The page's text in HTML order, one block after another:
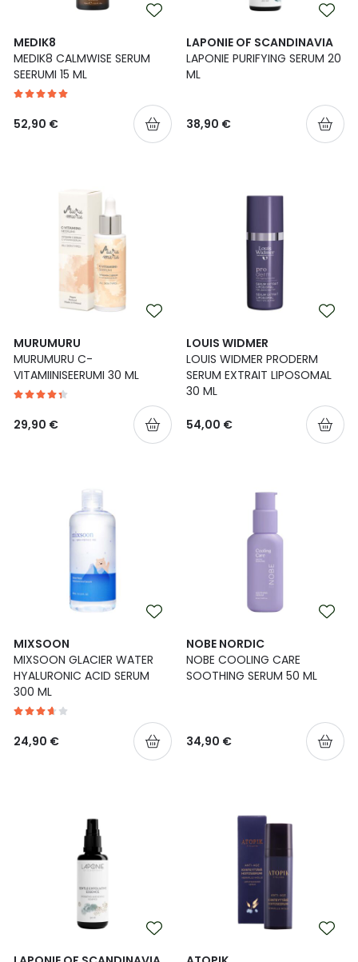
MEDIK8
MEDIK8 CALMWISE SERUM
SEERUMI 15 ML
52,90 €
LAPONIE OF SCANDINAVIA
LAPONIE PURIFYING SERUM 20
ML
38,90 €
MURUMURU
MURUMURU C-
VITAMIINISEERUMI 30 ML
29,90 €
LOUIS WIDMER
LOUIS WIDMER PRODERM
SERUM EXTRAIT LIPOSOMAL
30 ML
54,00 €
MIXSOON
MIXSOON GLACIER WATER
HYALURONIC ACID SERUM
300 ML
24,90 €
NOBE NORDIC
NOBE COOLING CARE
SOOTHING SERUM 50 ML
34,90 €